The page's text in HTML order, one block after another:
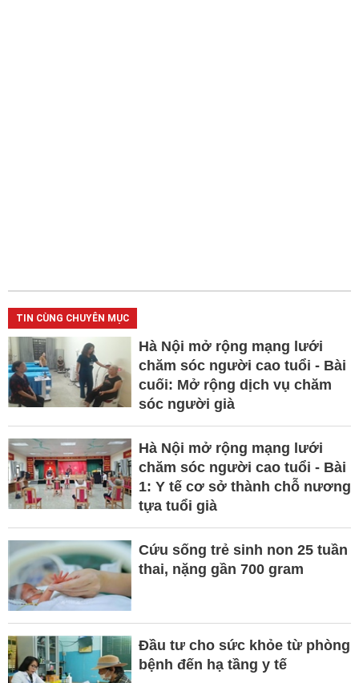
TIN CÙNG CHUYÊN MỤC
Hà Nội mở rộng mạng lưới
chăm sóc người cao tuổi - Bài
cuối: Mở rộng dịch vụ chăm
sóc người già
Hà Nội mở rộng mạng lưới
chăm sóc người cao tuổi - Bài
1: Y tế cơ sở thành chỗ nương
tựa tuổi già
Cứu sống trẻ sinh non 25 tuần
thai, nặng gần 700 gram
Đầu tư cho sức khỏe từ phòng
bệnh đến hạ tầng y tế